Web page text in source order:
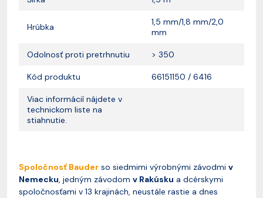
Hrúbka
1,5 mm/1,8 mm/2,0
mm
Odolnosť proti pretrhnutiu > 350
Kód produktu 66151150 / 6416
Viac informácií nájdete v
technickom liste na
stiahnutie.
Spoločnosť Bauder so siedmimi výrobnými závodmi v
Nemecku, jedným závodom v Rakúsku a dcérskymi
spoločnosťami v 13 krajinách, neustále rastie a dnes